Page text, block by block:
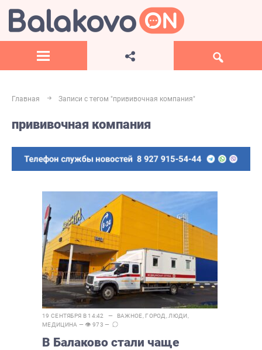
Главная Записи с тегом "прививочная компания"
прививочная компания
19 СЕНТЯБРЯ В 14:42 — ВАЖНОЕ ГОРОД ЛЮДИ
МЕДИЦИНА — 👁 973 —
В Балаково стали чаще